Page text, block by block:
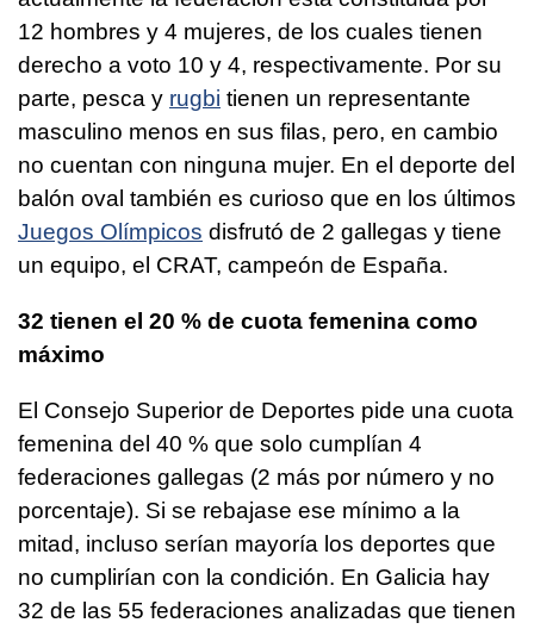
12 hombres y 4 mujeres, de los cuales tienen
derecho a voto 10 y 4, respectivamente. Por su
parte, pesca y rugbi tienen un representante
masculino menos en sus filas, pero, en cambio
no cuentan con ninguna mujer. En el deporte del
balón oval también es curioso que en los últimos
Juegos Olímpicos disfrutó de 2 gallegas y tiene
un equipo, el CRAT, campeón de España.
32 tienen el 20 % de cuota femenina como
máximo
El Consejo Superior de Deportes pide una cuota
femenina del 40 % que solo cumplían 4
federaciones gallegas (2 más por número y no
porcentaje). Si se rebajase ese mínimo a la
mitad, incluso serían mayoría los deportes que
no cumplirían con la condición. En Galicia hay
32 de las 55 federaciones analizadas que tienen